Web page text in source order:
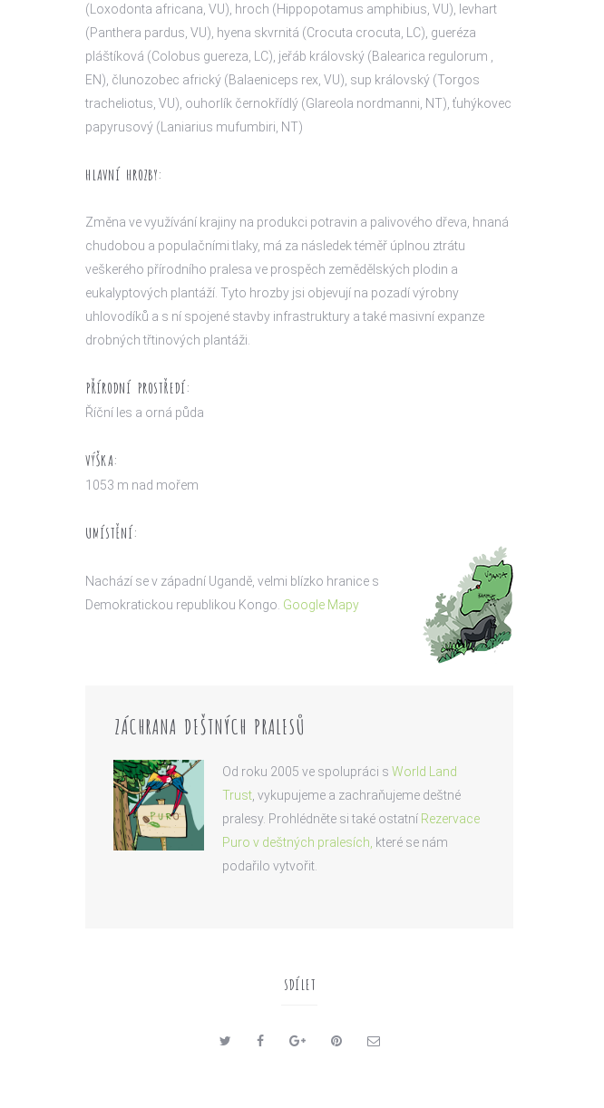
(Loxodonta africana, VU), hroch (Hippopotamus amphibius, VU), levhart
(Panthera pardus, VU), hyena skvrnitá (Crocuta crocuta, LC), gueréza
pláštíková (Colobus guereza, LC), jeřáb královský (Balearica regulorum ,
EN), člunozobec africký (Balaeniceps rex, VU), sup královský (Torgos
tracheliotus, VU), ouhorlík černokřídlý (Glareola nordmanni, NT), ťuhýkovec
papyrusový (Laniarius mufumbiri, NT)
HLAVNÍ HROZBY:
Změna ve využívání krajiny na produkci potravin a palivového dřeva, hnaná
chudobou a populačními tlaky, má za následek téměř úplnou ztrátu
veškerého přírodního pralesa ve prospěch zemědělských plodin a
eukalyptových plantáží. Tyto hrozby jsi objevují na pozadí výrobny
uhlovodíků a s ní spojené stavby infrastruktury a také masivní expanze
drobných třtinových plantáži.
PŘÍRODNÍ PROSTŘEDÍ:
Říční les a orná půda
VÝŠKA:
1053 m nad mořem
UMÍSTĚNÍ:
Nachází se v západní Ugandě, velmi blízko hranice s
Demokratickou republikou Kongo. Google Mapy
ZÁCHRANA DEŠTNÝCH PRALESŮ
Od roku 2005 ve spolupráci s World Land
Trust , vykupujeme a zachraňujeme deštné
pralesy. Prohlédněte si také ostatní Rezervace
Puro v deštných pralesích, které se nám
podařilo vytvořit.
SDÍLET